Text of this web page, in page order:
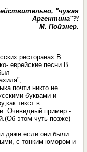
"чужая
Аргентина"?!
М. Пойзнер.
ресторанах.В
еврейские песни.В
почти никто не
буквами и
текст в
.Очевидный пример -
этом чуть позже)
даже если они были
с тонким юмором и